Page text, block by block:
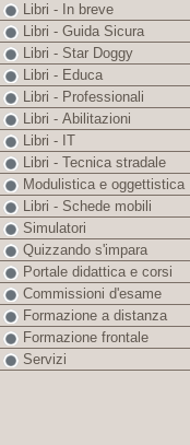
Libri - In breve
Libri - Guida Sicura
Libri - Star Doggy
Libri - Educa
Libri - Professionali
Libri - Abilitazioni
Libri - IT
Libri - Tecnica stradale
Modulistica e oggettistica
Libri - Schede mobili
Simulatori
Quizzando s'impara
Portale didattica e corsi
Commissioni d'esame
Formazione a distanza
Formazione frontale
Servizi